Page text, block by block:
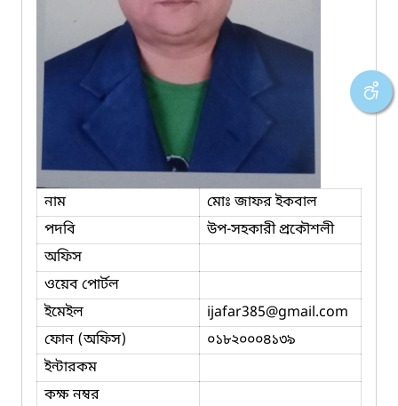
নাম
মোঃ জাফর ইকবাল
পদবি
উপ-সহকারী প্রকৌশলী
অফিস
ওয়েব পোর্টল
ইমেইল
ijafar385@gmail.com
ফোন (অফিস)
০১৮২০০০৪১৩৯
ইন্টারকম
কক্ষ নম্বর